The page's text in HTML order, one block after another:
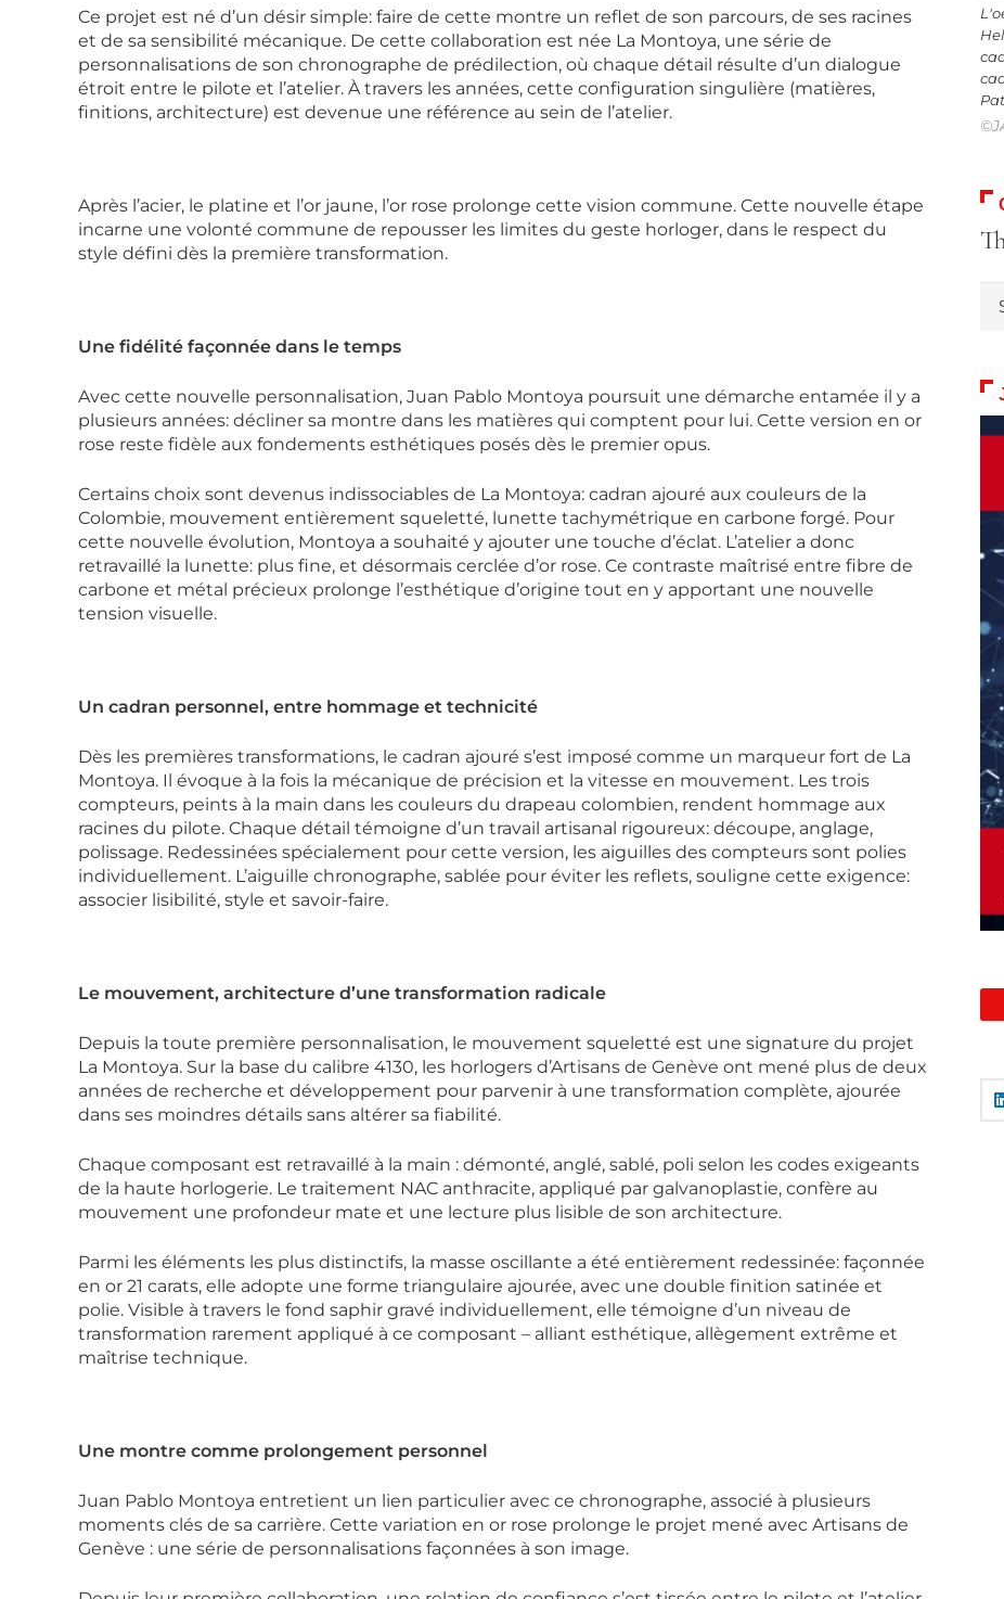
Ce projet est né d’un désir simple: faire de cette montre un reflet de son parcours, de ses racines
et de sa sensibilité mécanique. De cette collaboration est née La Montoya, une série de
personnalisations de son chronographe de prédilection, où chaque détail résulte d’un dialogue
étroit entre le pilote et l’atelier. À travers les années, cette configuration singulière (matières,
finitions, architecture) est devenue une référence au sein de l’atelier.
Après l’acier, le platine et l’or jaune, l’or rose prolonge cette vision commune. Cette nouvelle étape
incarne une volonté commune de repousser les limites du geste horloger, dans le respect du
style défini dès la première transformation.
Une fidélité façonnée dans le temps
Avec cette nouvelle personnalisation, Juan Pablo Montoya poursuit une démarche entamée il y a
plusieurs années: décliner sa montre dans les matières qui comptent pour lui. Cette version en or
rose reste fidèle aux fondements esthétiques posés dès le premier opus.
Certains choix sont devenus indissociables de La Montoya: cadran ajouré aux couleurs de la
Colombie, mouvement entièrement squeletté, lunette tachymétrique en carbone forgé. Pour
cette nouvelle évolution, Montoya a souhaité y ajouter une touche d’éclat. L’atelier a donc
retravaillé la lunette: plus fine, et désormais cerclée d’or rose. Ce contraste maîtrisé entre fibre de
carbone et métal précieux prolonge l’esthétique d’origine tout en y apportant une nouvelle
tension visuelle.
Un cadran personnel, entre hommage et technicité
Dès les premières transformations, le cadran ajouré s’est imposé comme un marqueur fort de La
Montoya. Il évoque à la fois la mécanique de précision et la vitesse en mouvement. Les trois
compteurs, peints à la main dans les couleurs du drapeau colombien, rendent hommage aux
racines du pilote. Chaque détail témoigne d’un travail artisanal rigoureux: découpe, anglage,
polissage. Redessinées spécialement pour cette version, les aiguilles des compteurs sont polies
individuellement. L’aiguille chronographe, sablée pour éviter les reflets, souligne cette exigence:
associer lisibilité, style et savoir-faire.
Le mouvement, architecture d’une transformation radicale
Depuis la toute première personnalisation, le mouvement squeletté est une signature du projet
La Montoya. Sur la base du calibre 4130, les horlogers d’Artisans de Genève ont mené plus de deux
années de recherche et développement pour parvenir à une transformation complète, ajourée
dans ses moindres détails sans altérer sa fiabilité.
Chaque composant est retravaillé à la main : démonté, anglé, sablé, poli selon les codes exigeants
de la haute horlogerie. Le traitement NAC anthracite, appliqué par galvanoplastie, confère au
mouvement une profondeur mate et une lecture plus lisible de son architecture.
Parmi les éléments les plus distinctifs, la masse oscillante a été entièrement redessinée: façonnée
en or 21 carats, elle adopte une forme triangulaire ajourée, avec une double finition satinée et
polie. Visible à travers le fond saphir gravé individuellement, elle témoigne d’un niveau de
transformation rarement appliqué à ce composant – alliant esthétique, allègement extrême et
maîtrise technique.
Une montre comme prolongement personnel
Juan Pablo Montoya entretient un lien particulier avec ce chronographe, associé à plusieurs
moments clés de sa carrière. Cette variation en or rose prolonge le projet mené avec Artisans de
Genève : une série de personnalisations façonnées à son image.